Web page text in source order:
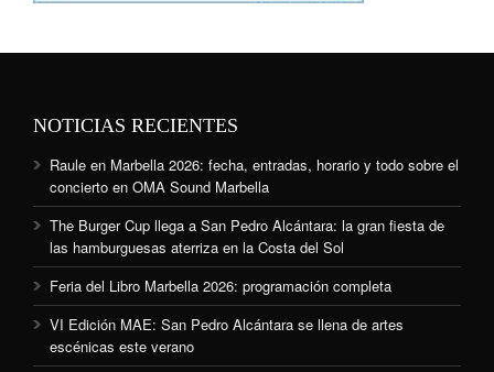
NOTICIAS RECIENTES
Raule en Marbella 2026: fecha, entradas, horario y todo sobre el
concierto en OMA Sound Marbella
The Burger Cup llega a San Pedro Alcántara: la gran fiesta de
las hamburguesas aterriza en la Costa del Sol
Feria del Libro Marbella 2026: programación completa
VI Edición MAE: San Pedro Alcántara se llena de artes
escénicas este verano